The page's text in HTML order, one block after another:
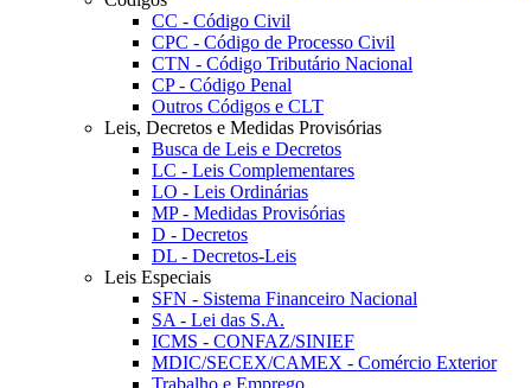
CC - Código Civil
CPC - Código de Processo Civil
CTN - Código Tributário Nacional
CP - Código Penal
Outros Códigos e CLT
Leis, Decretos e Medidas Provisórias
Busca de Leis e Decretos
LC - Leis Complementares
LO - Leis Ordinárias
MP - Medidas Provisórias
D - Decretos
DL - Decretos-Leis
Leis Especiais
SFN - Sistema Financeiro Nacional
SA - Lei das S.A.
ICMS - CONFAZ/SINIEF
MDIC/SECEX/CAMEX - Comércio Exterior